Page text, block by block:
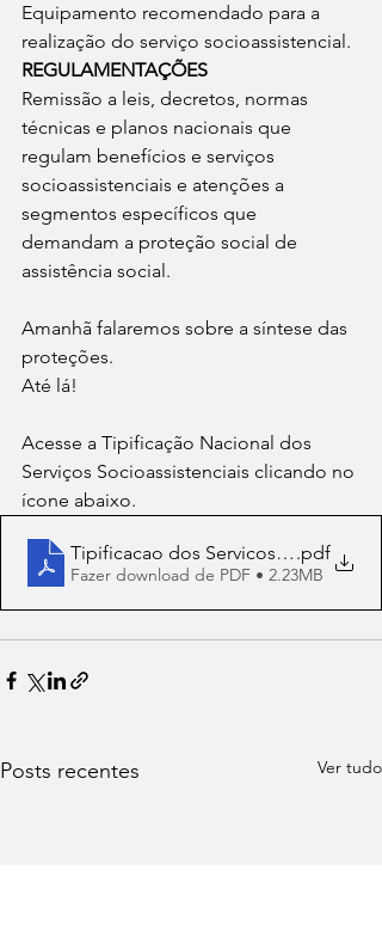
Equipamento recomendado para a
realização do serviço socioassistencial.
REGULAMENTAÇÕES
Remissão a leis, decretos, normas
técnicas e planos nacionais que
regulam benefícios e serviços
socioassistenciais e atenções a
segmentos específicos que
demandam a proteção social de
assistência social.
Amanhã falaremos sobre a síntese das
proteções.
Até lá!
Acesse a Tipificação Nacional dos
Serviços Socioassistenciais clicando no
ícone abaixo.
Tipificacao dos Servicos .pdf
Fazer download de PDF • 2.23MB
Posts recentes Ver tudo